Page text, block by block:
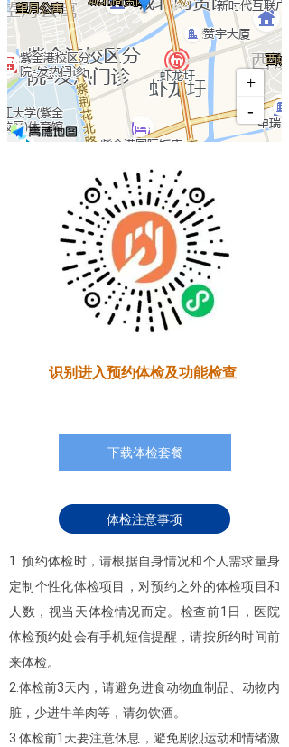
体检注意事项
1. 预约体检时，请根据自身情况和个人需求量身
定制个性化体检项目，对预约之外的体检项目和
人数，视当天体检情况而定。检查前1日，医院
体检预约处会有手机短信提醒，请按所约时间前
来体检。
2.体检前3天内，请避免进食动物血制品、动物内
脏，少进牛羊肉等，请勿饮酒。
3.体检前1天要注意休息，避免剧烈运动和情绪激
下载体检套餐
识别进入预约体检及功能检查